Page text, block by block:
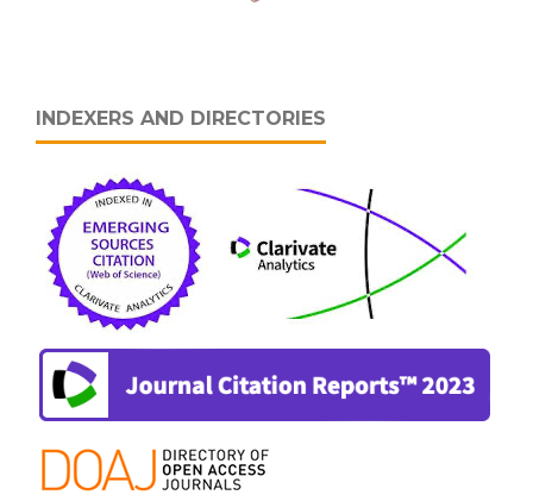
INDEXERS AND DIRECTORIES